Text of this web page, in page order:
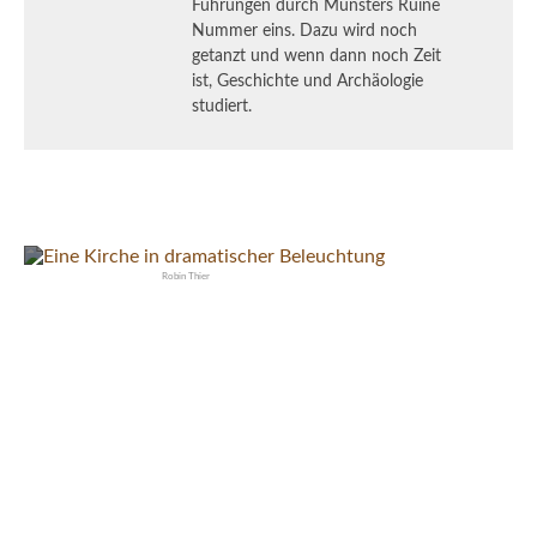
Führungen durch Münsters Ruine
Nummer eins. Dazu wird noch
getanzt und wenn dann noch Zeit
ist, Geschichte und Archäologie
studiert.
Robin Thier